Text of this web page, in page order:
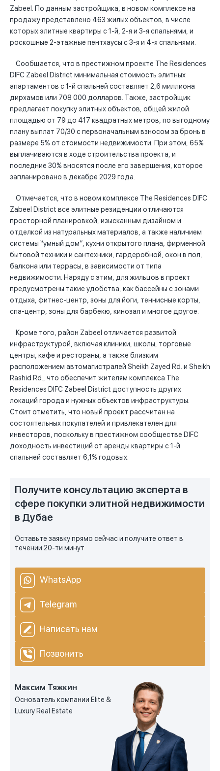
Zabeel. По данным застройщика, в новом комплексе на
продажу представлено 463 жилых объектов, в числе
которых элитные квартиры с 1-й, 2-я и 3-я спальнями, и
роскошные 2-этажные пентхаусы с 3-я и 4-я спальнями.
Сообщается, что в престижном проекте The Residences
DIFC Zabeel District минимальная стоимость элитных
апартаментов с 1-й спальней составляет 2,6 миллиона
дирхамов или 708 000 долларов. Также, застройщик
предлагает покупку элитных объектов, общей жилой
площадью от 79 до 417 квадратных метров, по выгодному
плану выплат 70/30 с первоначальным взносом за бронь в
размере 5% от стоимости недвижимости. При этом, 65%
выплачиваются в ходе строительства проекта, и
последние 30% вносятся после его завершения, которое
запланировано в декабре 2029 года.
Отмечается, что в новом комплексе The Residences DIFC
Zabeel District все элитные резиденции отличаются
просторной планировкой, изысканным дизайном и
отделкой из натуральных материалов, а также наличием
системы “умный дом”, кухни открытого плана, фирменной
бытовой техники и сантехники, гардеробной, окон в пол,
балкона или террасы, в зависимости от типа
недвижимости. Наряду с этим, для жильцов в проект
предусмотрены такие удобства, как бассейны с зонами
отдыха, фитнес-центр, зоны для йоги, теннисные корты,
спа-центр, зоны для барбекю, кинозал и многое другое.
Кроме того, район Zabeel отличается развитой
инфраструктурой, включая клиники, школы, торговые
центры, кафе и рестораны, а также близким
расположением автомагистралей Sheikh Zayed Rd. и Sheikh
Rashid Rd., что обеспечит жителям комплекса The
Residences DIFC Zabeel District доступность других
локаций города и нужных объектов инфраструктуры.
Стоит отметить, что новый проект рассчитан на
состоятельных покупателей и привлекателен для
инвесторов, поскольку в престижном сообществе DIFC
доходность инвестиций от аренды квартиры с 1-й
спальней составляет 6,1% годовых.
Получите консультацию эксперта в
сфере покупки элитной недвижимости
в Дубае
Оставьте заявку прямо сейчас и получите ответ в
течении 20-ти минут
WhatsApp
Telegram
Написать нам
Позвонить
Максим Тяжкин
Основатель компании Elite &
Luxury Real Estate